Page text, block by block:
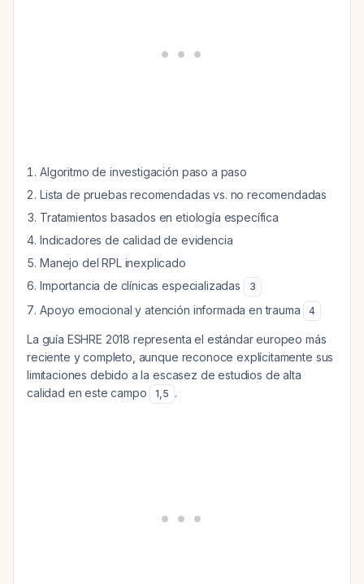
Algoritmo de investigación paso a paso
Lista de pruebas recomendadas vs. no recomendadas
Tratamientos basados en etiología específica
Indicadores de calidad de evidencia
Manejo del RPL inexplicado
Importancia de clínicas especializadas
3
Apoyo emocional y atención informada en trauma 4
La guía ESHRE 2018 representa el estándar europeo más
reciente y completo, aunque reconoce explícitamente sus
limitaciones debido a la escasez de estudios de alta
calidad en este campo
1,5 .